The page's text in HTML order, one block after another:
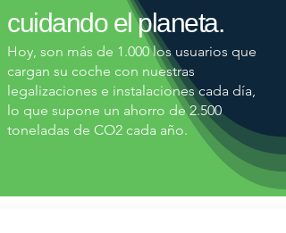
cuidando el planeta.
Hoy, son más de 1.000 los usuarios que
cargan su coche con nuestras
legalizaciones e instalaciones cada día,
lo que supone un ahorro de 2.500
toneladas de CO2 cada año.